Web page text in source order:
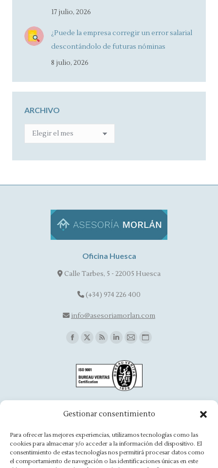
Gestionar consentimiento
Para ofrecer las mejores experiencias, utilizamos tecnologías como las
cookies para almacenar y/o acceder a la información del dispositivo. El
consentimiento de estas tecnologías nos permitirá procesar datos como
el comportamiento de navegación o las identificaciones únicas en este
17 julio, 2026
¿Puede la empresa corregir un error salarial
descontándolo de futuras nóminas
8 julio, 2026
ARCHIVO
ARCHIVO
Oficina Huesca
Calle Tarbes, 5 - 22005 Huesca
(+34) 974 226 400
info@asesoriamorlan.com
Facebook
opens
X
opens
in
Rss
opens
in
Linkedin
opens
in
new
Mail
opens
in
Website
(+34) 974 500 949